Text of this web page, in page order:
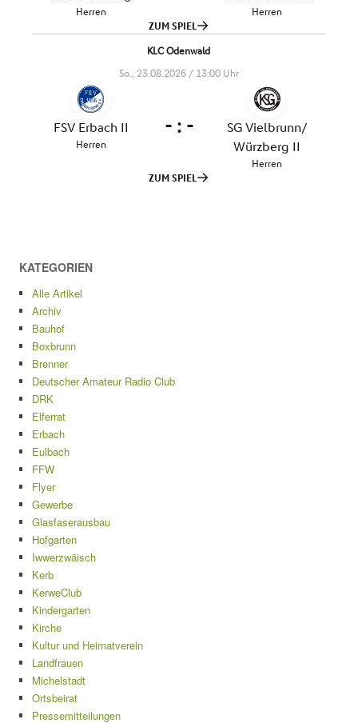
KATEGORIEN
Alle Artikel
Archiv
Bauhof
Boxbrunn
Brenner
Deutscher Amateur Radio Club
DRK
Elferrat
Erbach
Eulbach
FFW
Flyer
Gewerbe
Glasfaserausbau
Hofgarten
Iwwerzwäisch
Kerb
KerweClub
Kindergarten
Kirche
Kultur und Heimatverein
Landfrauen
Michelstadt
Ortsbeirat
Pressemitteilungen